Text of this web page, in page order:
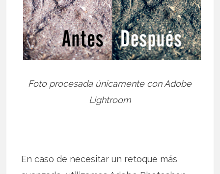
Foto procesada únicamente con Adobe
Lightroom
En caso de necesitar un retoque más